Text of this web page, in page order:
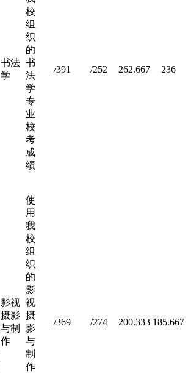
书法
学
校
组
织
的
书
法
学
专
业
校
考
成
绩
/391 /252 262.667 236
影视
摄影
与制
作
使
用
我
校
组
织
的
影
视
摄
影
与
制
作
/369 /274 200.333 185.667